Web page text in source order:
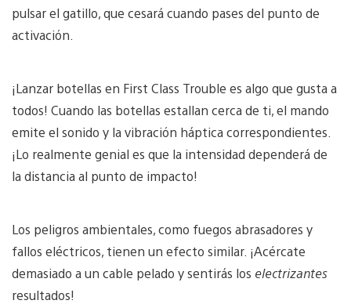
pulsar el gatillo, que cesará cuando pases del punto de
activación.
¡Lanzar botellas en First Class Trouble es algo que gusta a
todos! Cuando las botellas estallan cerca de ti, el mando
emite el sonido y la vibración háptica correspondientes.
¡Lo realmente genial es que la intensidad dependerá de
la distancia al punto de impacto!
Los peligros ambientales, como fuegos abrasadores y
fallos eléctricos, tienen un efecto similar. ¡Acércate
demasiado a un cable pelado y sentirás los electrizantes
resultados!